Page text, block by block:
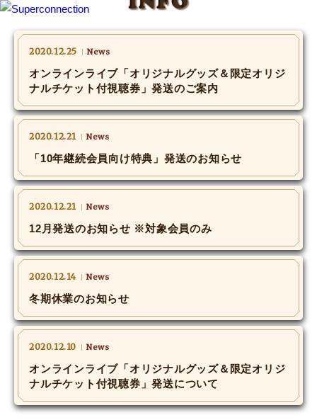
2020.12.25 News
​オンラインライブ「オリジナルグッズ＆限定オリジ
ナルチケット付視聴券」発送のご案内
2020.12.21 News
「10年継続会員向け特典」発送のお知らせ​
2020.12.21 News
​12月発送のお知らせ ※対象会員のみ
2020.12.14 News
冬期休業のお知らせ
2020.12.10 News
オンラインライブ「オリジナルグッズ＆限定オリジ
ナルチケット付視聴券」発送について
INFO
SHIHO’s DIARY
STAFF DIARY
SHIHO’s VOICE
We Spy!
SPECIAL
#Throwback
MOVIE
Monostagram
DOWNLOAD